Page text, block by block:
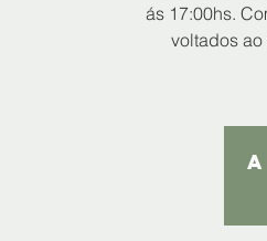
ás 17:00hs.
voltados